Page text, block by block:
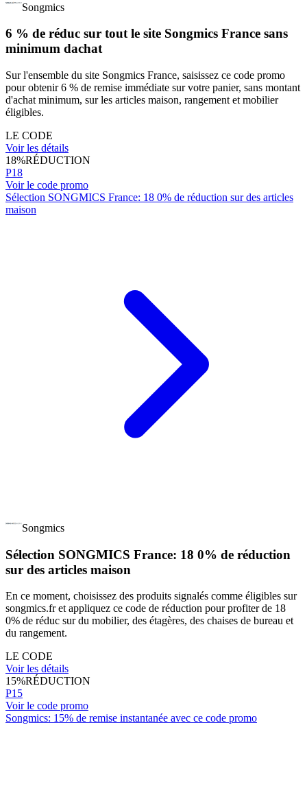
Songmics
6 % de réduc sur tout le site Songmics France sans
minimum dachat
Sur l'ensemble du site Songmics France, saisissez ce code promo
pour obtenir 6 % de remise immédiate sur votre panier, sans montant
d'achat minimum, sur les articles maison, rangement et mobilier
éligibles.
LE CODE
Voir les détails
18%RÉDUCTION
P18
Voir le code promo
Sélection SONGMICS France: 18 0% de réduction sur des articles
maison
Songmics
Sélection SONGMICS France: 18 0% de réduction
sur des articles maison
En ce moment, choisissez des produits signalés comme éligibles sur
songmics.fr et appliquez ce code de réduction pour profiter de 18
0% de réduc sur du mobilier, des étagères, des chaises de bureau et
du rangement.
LE CODE
Voir les détails
15%RÉDUCTION
P15
Voir le code promo
Songmics: 15% de remise instantanée avec ce code promo